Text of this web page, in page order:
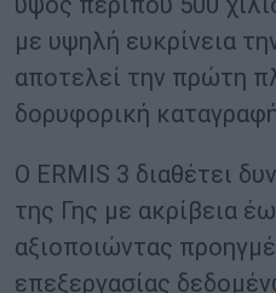
με υψηλή ευκρίνεια
αποτελεί την πρώτη
δορυφορική
Ο ERMIS 3 διαθέτει
της Γης με ακρίβεια
αξιοποιώντας
επεξεργασίας